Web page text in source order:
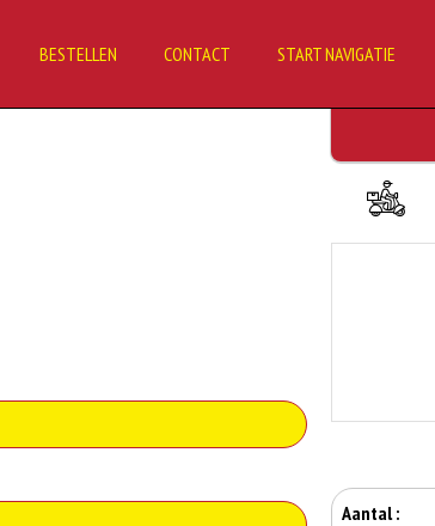
BESTELLEN CONTACT START NAVIGATIE
Aantal :